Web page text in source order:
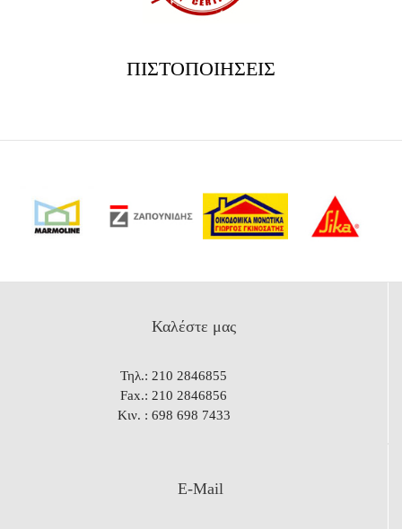
ΠΙΣΤΟΠΟΙΗΣΕΙΣ
Καλέστε μας
Τηλ.: 210 2846855
Fax.: 210 2846856
Κιν. : 698 698 7433
E-Mail